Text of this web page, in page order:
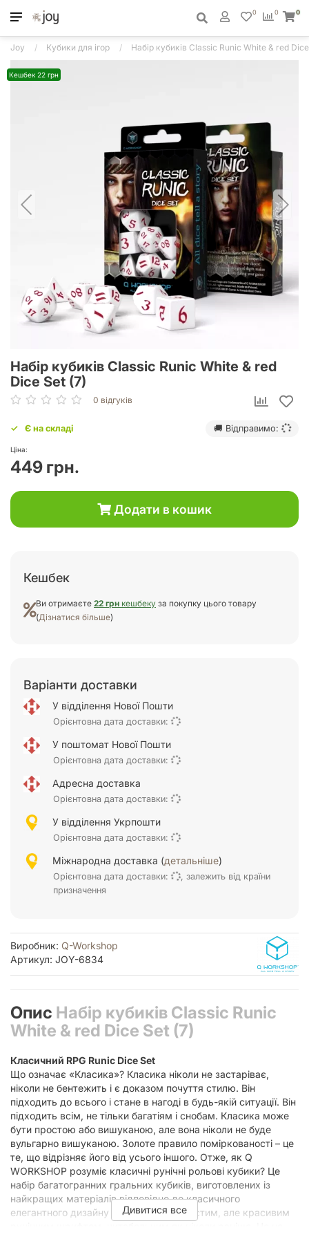
0
0 0
Joy Кубики для ігор Набір кубиків Classic Runic White & red
Кешбек 22 грн
Набір кубиків Classic Runic White & red
Dice Set (7)
0 відгуків
Є на складі 🚚 Відправимо:
Ціна:
449 грн.
Додати в кошик
Кешбек
Ви отримаєте 22 грн кешбеку за покупку цього товару
(Дізнатися більше)
Варіанти доставки
У відділення Нової Пошти
Орієнтовна дата доставки:
У поштомат Нової Пошти
Орієнтовна дата доставки:
Адресна доставка
Орієнтовна дата доставки:
У відділення Укрпошти
Орієнтовна дата доставки:
Міжнародна доставка (детальніше)
Орієнтовна дата доставки:
, залежить від країни
призначення
Виробник: Q-Workshop
Артикул: JOY-6834
Опис Набір кубиків Classic Runic
White & red Dice Set (7)
Класичний RPG Runic Dice Set
Що означає «Класика»? Класика ніколи не застаріває,
ніколи не бентежить і є доказом почуття стилю. Він
підходить до всього і стане в нагоді в будь-якій ситуації. Він
підходить всім, не тільки багатіям і снобам. Класика може
бути простою або вишуканою, але вона ніколи не буде
вульгарно вишуканою. Золоте правило поміркованості – це
те, що відрізняє його від усього іншого. Отже, як Q
WORKSHOP розуміє класичні рунічні рольові кубики? Це
набір багатогранних гральних кубиків, виготовлених із
найкращих матеріалів відповідно до класичного
елегантного дизайну та створених простим, але красивим
Дивитися все